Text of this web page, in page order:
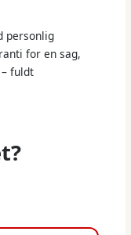
personlig
for en sag,
fuldt